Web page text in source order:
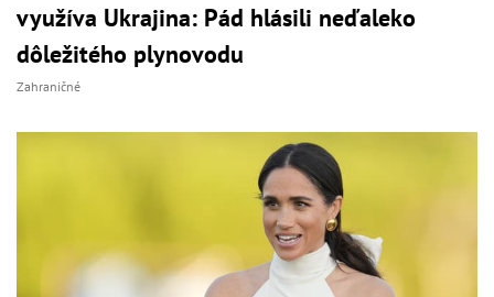
využíva Ukrajina: Pád hlásili neďaleko
dôležitého plynovodu
Zahraničné